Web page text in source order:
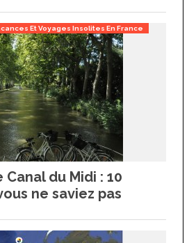
Et Voyages Insolites En France
du Midi : 10
ne saviez pas